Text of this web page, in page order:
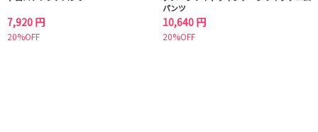
7,920 円
20%OFF
パンツ
10,640 円
20%OFF